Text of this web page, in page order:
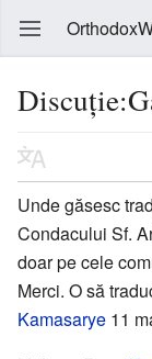
Unde găsesc
Condacului Sf.
doar pe cele
Merci. O să
Kamasarye 11